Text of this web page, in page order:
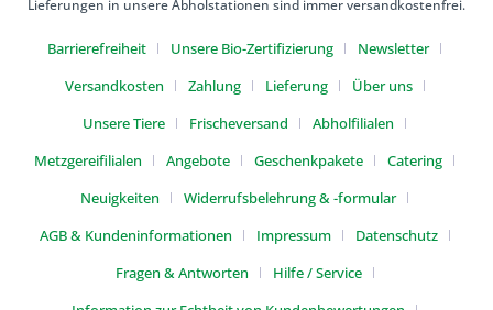
Lieferungen in unsere Abholstationen sind immer versandkostenfrei.
Barrierefreiheit Unsere Bio-Zertifizierung
Newsletter
Versandkosten
Zahlung Lieferung
Über uns
Unsere Tiere
Frischeversand
Abholfilialen
Metzgereifilialen
Angebote Geschenkpakete
Catering
Neuigkeiten
Widerrufsbelehrung & -formular
AGB & Kundeninformationen
Impressum
Datenschutz
Fragen & Antworten
Hilfe / Service